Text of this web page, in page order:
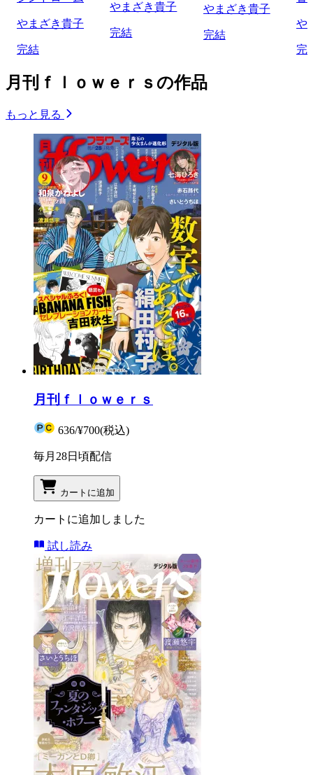
やまざき貴子
完結
やまざき貴子
完結
やまざき貴子
完結
や
完
月刊ｆｌｏｗｅｒｓの作品
もっと見る
月刊ｆｌｏｗｅｒｓ
636/¥700(税込)
毎月28日頃配信
カートに追加
カートに追加しました
試し読み